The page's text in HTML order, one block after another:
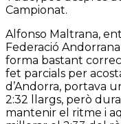
Campionat.
Alfonso Maltrana,
Federació
forma bastant
fet parcials per
d’Andorra, portava
2:32 llargs, però
mantenir el ritme i